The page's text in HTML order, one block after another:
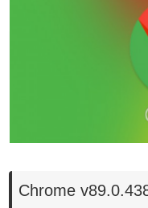
Chrome